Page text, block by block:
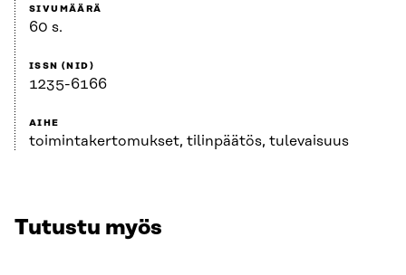
SIVUMÄÄRÄ
60 s.
ISSN (NID)
1235-6166
AIHE
toimintakertomukset, tilinpäätös, tulevaisuus
Tutustu myös